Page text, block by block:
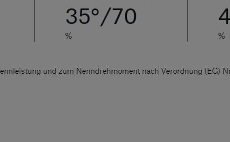
35°/70
% %
und zum Nenndrehmoment nach Verordnung (EG)